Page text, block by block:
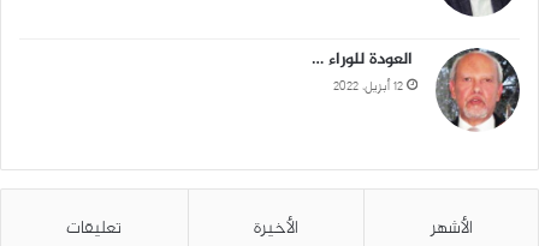
العودة للوراء …
12 أبريل، 2022
الأشهر الأخيرة تعليقات